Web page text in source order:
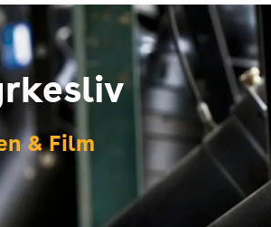
& Film